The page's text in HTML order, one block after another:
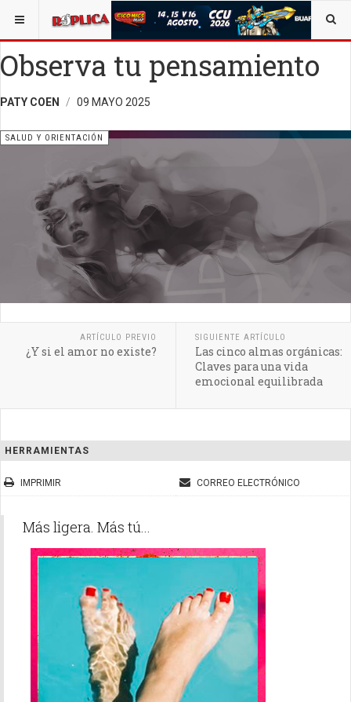
ESTÁ AQUÍ: SALUD
Observa tu pensamiento
PATY COEN 09 MAYO 2025
SALUD Y ORIENTACIÓN
ARTÍCULO PREVIO
¿Y si el amor no existe?
SIGUIENTE ARTÍCULO
Las cinco almas orgánicas:
Claves para una vida
emocional equilibrada
HERRAMIENTAS
IMPRIMIR CORREO ELECTRÓNICO
Más ligera. Más tú...